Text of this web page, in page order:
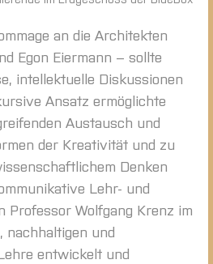
an die Architekten
Egon Eiermann – sollte
intellektuelle Diskussionen
Ansatz ermöglichte
Austausch und
der Kreativität und zu
Denken
Lehr- und
Professor Wolfgang Krenz im
nachhaltigen und
entwickelt und